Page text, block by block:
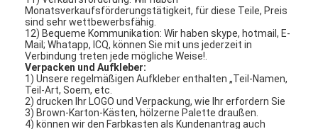
Zu Hause
Produkte
Videos
Über uns
Monatsverkaufsförderungstätigkeit, für diese Teile, Preis
sind sehr wettbewerbsfähig.
12) Bequeme Kommunikation: Wir haben skype, hotmail, E-
Mail; Whatapp, ICQ, können Sie mit uns jederzeit in
Verbindung treten jede mögliche Weise!.
Verpacken und Aufkleber:
1) Unsere regelmäßigen Aufkleber enthalten „Teil-Namen,
Teil-Art, Soem, etc.
2) drucken Ihr LOGO und Verpackung, wie Ihr erfordern Sie
3) Brown-Karton-Kästen, hölzerne Palette draußen.
4) können wir den Farbkasten als Kundenantrag auch